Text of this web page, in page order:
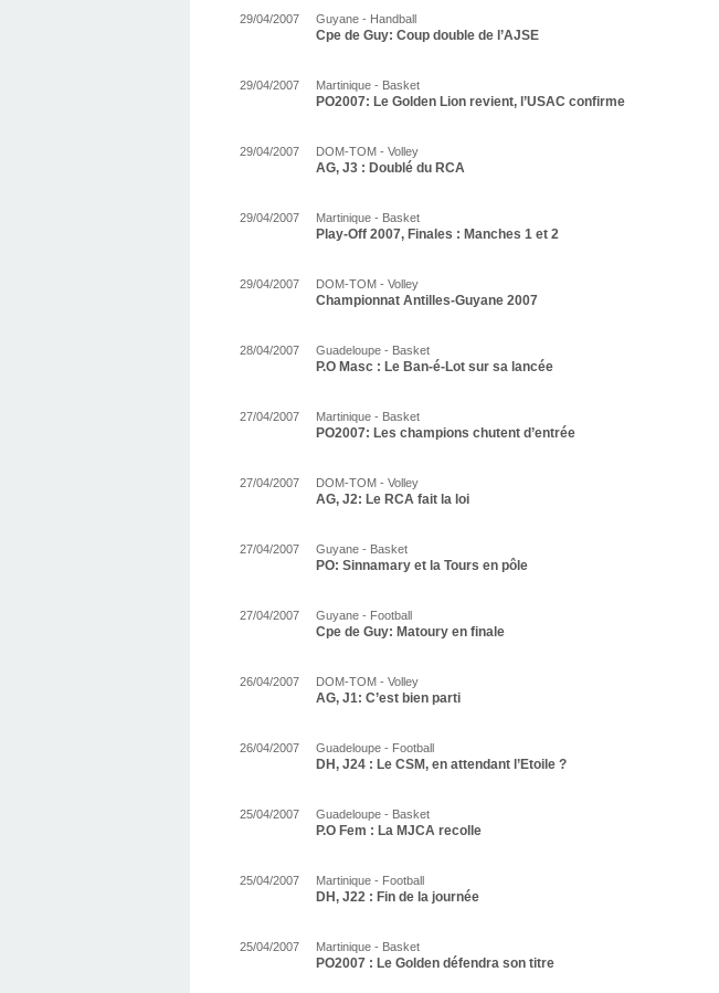
29/04/2007 Guyane - Handball
Cpe de Guy: Coup double de l’AJSE
29/04/2007 Martinique - Basket
PO2007: Le Golden Lion revient, l’USAC confirme
29/04/2007 DOM-TOM - Volley
AG, J3 : Doublé du RCA
29/04/2007 Martinique - Basket
Play-Off 2007, Finales : Manches 1 et 2
29/04/2007 DOM-TOM - Volley
Championnat Antilles-Guyane 2007
28/04/2007 Guadeloupe - Basket
P.O Masc : Le Ban-é-Lot sur sa lancée
27/04/2007 Martinique - Basket
PO2007: Les champions chutent d’entrée
27/04/2007 DOM-TOM - Volley
AG, J2: Le RCA fait la loi
27/04/2007 Guyane - Basket
PO: Sinnamary et la Tours en pôle
27/04/2007 Guyane - Football
Cpe de Guy: Matoury en finale
26/04/2007 DOM-TOM - Volley
AG, J1: C’est bien parti
26/04/2007 Guadeloupe - Football
DH, J24 : Le CSM, en attendant l’Etoile ?
25/04/2007 Guadeloupe - Basket
P.O Fem : La MJCA recolle
25/04/2007 Martinique - Football
DH, J22 : Fin de la journée
25/04/2007 Martinique - Basket
PO2007 : Le Golden défendra son titre